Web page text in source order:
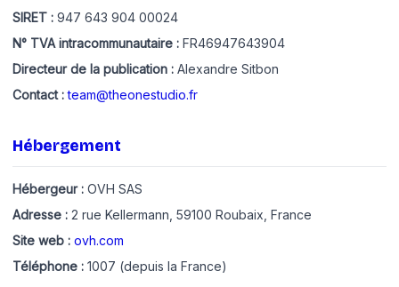
SIRET : 947 643 904 00024
N° TVA intracommunautaire : FR46947643904
Directeur de la publication : Alexandre Sitbon
Contact : team@theonestudio.fr
Hébergement
Hébergeur : OVH SAS
Adresse : 2 rue Kellermann, 59100 Roubaix, France
Site web : ovh.com
Téléphone : 1007 (depuis la France)